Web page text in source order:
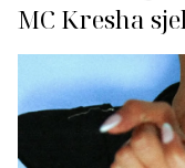
MC Kresha
ndezin